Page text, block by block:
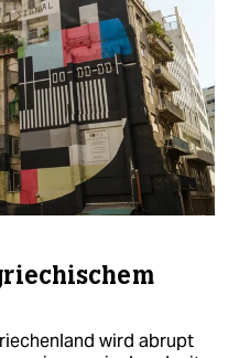
wird abrupt